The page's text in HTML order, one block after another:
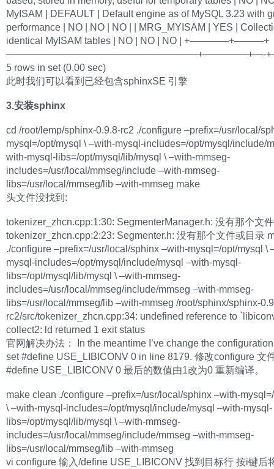
MyISAM | DEFAULT | Default engine as of MySQL 3.23 with
performance | NO | NO | NO | | MRG_MYISAM | YES |
identical MyISAM tables | NO | NO | NO | +————+———+
———————————————————–+————–+—-
5 rows in set (0.00 sec)
此时我们可以看到已经包含sphinxSE 引擎
3.安装sphinx
cd /root/lemp/sphinx-0.9.8-rc2 ./configure –prefix=/usr/local/
mysql=/opt/mysql \ –with-mysql-includes=/opt/mysql/include/
with-mysql-libs=/opt/mysql/lib/mysql \ –with-mmseg-
includes=/usr/local/mmseg/include –with-mmseg-
libs=/usr/local/mmseg/lib –with-mmseg make
头文件没找到:
tokenizer_zhcn.cpp:1:30: SegmenterManager.h: 没有那个文
tokenizer_zhcn.cpp:2:23: Segmenter.h: 没有那个文件或目录
./configure –prefix=/usr/local/sphinx –with-mysql=/opt/mysql \
mysql-includes=/opt/mysql/include/mysql –with-mysql-
libs=/opt/mysql/lib/mysql \ –with-mmseg-
includes=/usr/local/mmseg/include/mmseg –with-mmseg-
libs=/usr/local/mmseg/lib –with-mmseg /root/sphinx/sphinx-
rc2/src/tokenizer_zhcn.cpp:34: undefined reference to
collect2: ld returned 1 exit status
官网解决办法： In the meantime I’ve change the
set #define USE_LIBICONV 0 in line 8179. 修改configure 文
#define USE_LIBICONV 0 最后的数值由1改为0 重新编译。
make clean ./configure –prefix=/usr/local/sphinx –with-
\ –with-mysql-includes=/opt/mysql/include/mysql –with-mysql-
libs=/opt/mysql/lib/mysql \ –with-mmseg-
includes=/usr/local/mmseg/include/mmseg –with-mmseg-
libs=/usr/local/mmseg/lib –with-mmseg
vi configure 输入/define USE_LIBICONV 找到目标行 按i键后